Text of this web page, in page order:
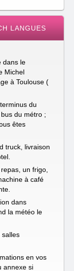
LANGUES
dans le
Michel
à Toulouse (
du
du métro ;
êtes
truck, livraison
un frigo,
à café
dans
la météo le
salles
en vos
annexe si